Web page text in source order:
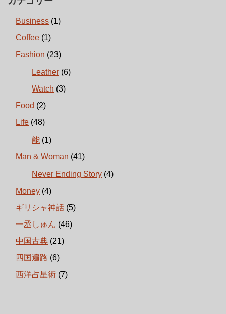
Business (1)
Coffee (1)
Fashion (23)
Leather (6)
Watch (3)
Food (2)
Life (48)
能 (1)
Man & Woman (41)
Never Ending Story (4)
Money (4)
ギリシャ神話 (5)
一丞しゅん (46)
中国古典 (21)
四国遍路 (6)
西洋占星術 (7)